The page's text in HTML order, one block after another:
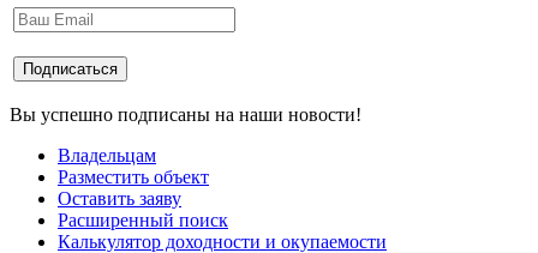
Вы успешно подписаны на наши новости!
Владельцам
Разместить объект
Оставить заяву
Расширенный поиск
Калькулятор доходности и окупаемости